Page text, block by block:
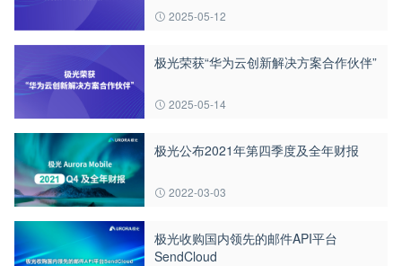
2025-05-12
极光荣获“华为云创新解决方案合作伙伴”
2025-05-14
极光公布2021年第四季度及全年财报
2022-03-03
极光收购国内领先的邮件API平台
SendCloud